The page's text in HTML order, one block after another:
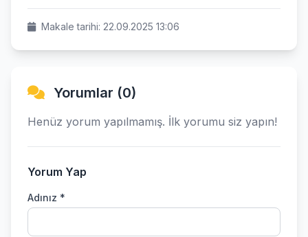
Makale tarihi: 22.09.2025 13:06
Yorumlar (0)
Henüz yorum yapılmamış. İlk yorumu siz yapın!
Yorum Yap
Adınız *